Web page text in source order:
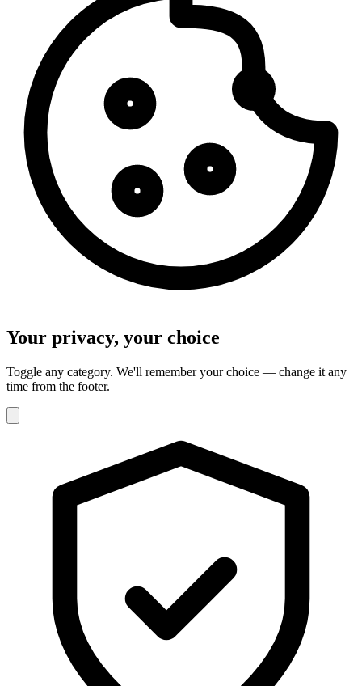
Your privacy, your choice
Toggle any category. We'll remember your choice — change it any
time from the footer.